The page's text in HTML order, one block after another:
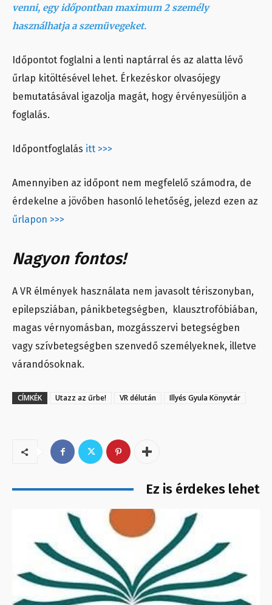
venni, egy időpontban maximum 2 személy
használhatja a szemüvegeket.
Időpontot foglalni a lenti naptárral és az alatta lévő
űrlap kitöltésével lehet. Érkezéskor olvasójegy
bemutatásával igazolja magát, hogy érvényesüljön a
foglalás.
Időpontfoglalás itt >>>
Amennyiben az időpont nem megfelelő számodra, de
érdekelne a jövőben hasonló lehetőség, jelezd ezen az
űrlapon >>>
Nagyon fontos!
A VR élmények használata nem javasolt tériszonyban,
epilepsziában, pánikbetegségben, klausztrofóbiában,
magas vérnyomásban, mozgásszervi betegségben
vagy szívbetegségben szenvedő személyeknek, illetve
várandósoknak.
CÍMKÉK Utazz az űrbe! VR délután Illyés Gyula Könyvtár
Ez is érdekes lehet